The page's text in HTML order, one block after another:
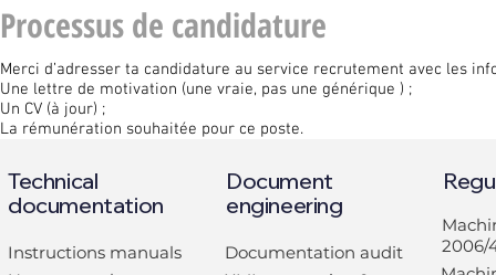
Processus de candidature
Merci d’adresser ta candidature au service recrutement avec les
Une lettre de motivation (une vraie, pas une générique ) ;
Un CV (à jour) ;
La rémunération souhaitée pour ce poste.
Technical
documentation
Instructions manuals
Document
engineering
Documentation audit
2006/